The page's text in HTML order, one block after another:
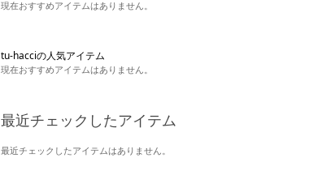
現在おすすめアイテムはありません。
tu-hacciの人気アイテム
現在おすすめアイテムはありません。
最近チェックしたアイテム
最近チェックしたアイテムはありません。